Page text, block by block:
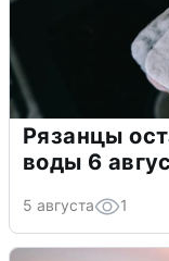
Рязанцы
воды 6
5 августа 1